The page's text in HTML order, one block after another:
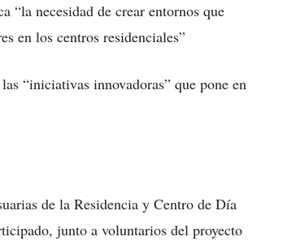
“la necesidad de crear entornos que
en los centros residenciales”
“iniciativas innovadoras” que pone en
de la Residencia y Centro de Día
junto a voluntarios del proyecto